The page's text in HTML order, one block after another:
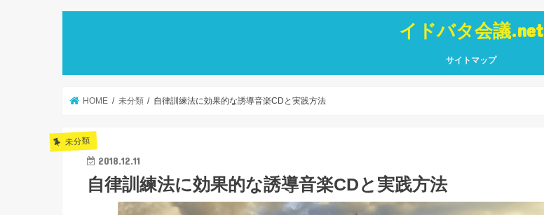
イドバタ会議.net
サイトマップ
HOME 未分類 自律訓練法に効果的な誘導音楽CDと実践方法
未分類
2018.12.11
自律訓練法に効果的な誘導音楽CDと実践方法